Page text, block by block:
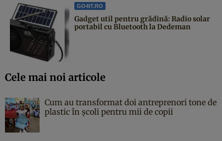
GO4IT.RO
Gadget util pentru grădină: Radio solar
portabil cu Bluetooth la Dedeman
Cele mai noi articole
Cum au transformat doi antreprenori tone de
plastic în școli pentru mii de copii